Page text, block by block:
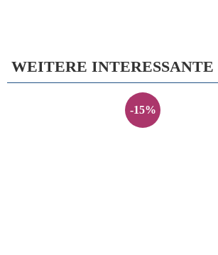
WEITERE INTERESSANTE
-15%